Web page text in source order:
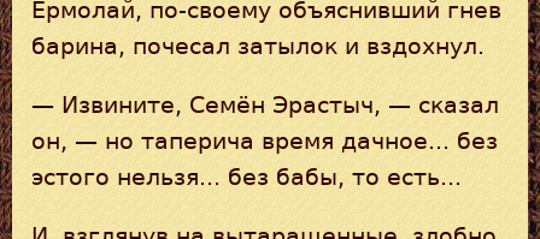
Ермолай, по-своему объяснивший гнев
барина, почесал затылок и вздохнул.
— Извините, Семён Эрастыч, — сказал
он, — но таперича время дачное... без
эстого нельзя... без бабы, то есть...